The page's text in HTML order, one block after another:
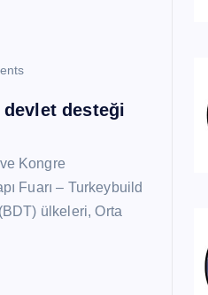
devlet desteği
Kongre
Fuarı – Turkeybuild
ülkeleri, Orta